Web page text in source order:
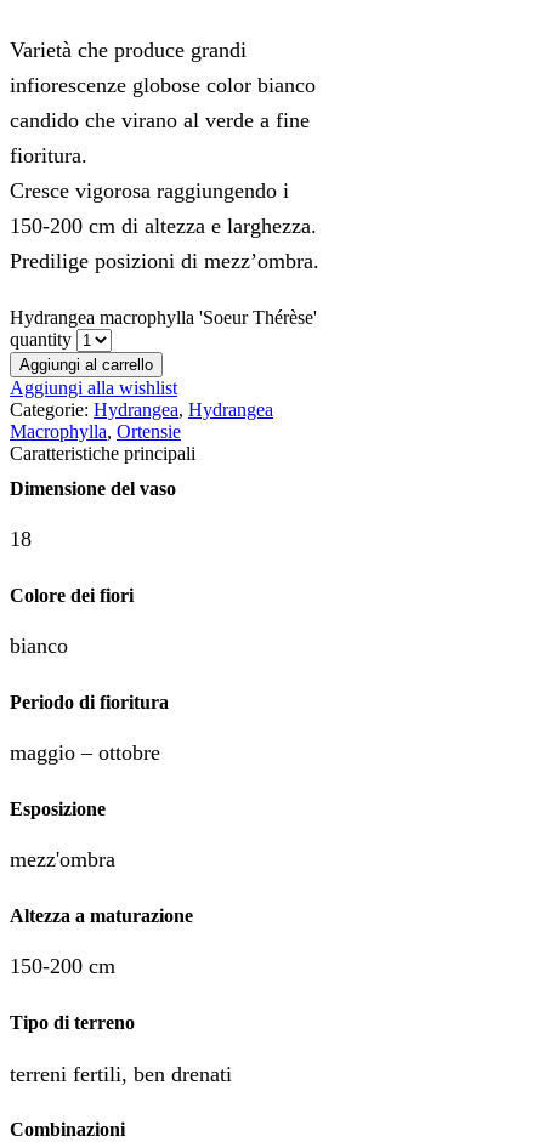
Varietà che produce grandi
infiorescenze globose color bianco
candido che virano al verde a fine
fioritura.
Cresce vigorosa raggiungendo i
150-200 cm di altezza e larghezza.
Predilige posizioni di mezz’ombra.
Hydrangea macrophylla 'Soeur Thérèse'
quantity
Aggiungi al carrello
Aggiungi alla wishlist
Categorie: Hydrangea, Hydrangea
Macrophylla, Ortensie
Caratteristiche principali
Dimensione del vaso
18
Colore dei fiori
bianco
Periodo di fioritura
maggio – ottobre
Esposizione
mezz'ombra
Altezza a maturazione
150-200 cm
Tipo di terreno
terreni fertili, ben drenati
Combinazioni